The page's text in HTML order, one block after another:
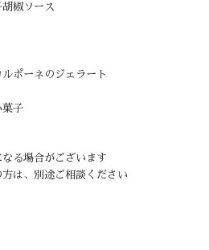
椒ソース
ポーネのジェラート
子
る場合がございます
は、別途ご相談ください